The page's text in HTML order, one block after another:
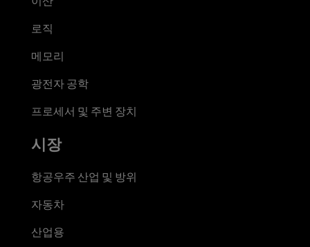
로직
메모리
광전자 공학
프로세서 및 주변 장치
시장
항공우주 산업 및 방위
자동차
산업용